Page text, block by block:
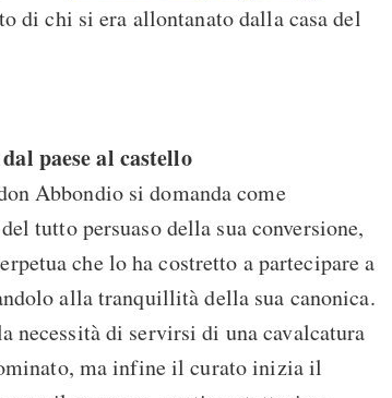
di chi si era allontanato dalla casa del
paese al castello
Abbondio si domanda come
tutto persuaso della sua conversione,
che lo ha costretto a partecipare a
alla tranquillità della sua canonica.
necessità di servirsi di una cavalcatura
ma infine il curato inizia il